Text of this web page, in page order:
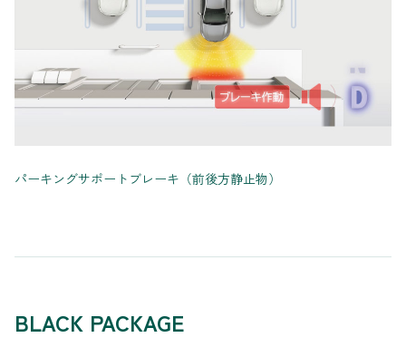
パーキングサポートブレーキ（前後方静止物）
BLACK PACKAGE